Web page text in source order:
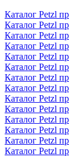
Каталог Petzl
Каталог Petzl
Каталог Petzl
Каталог Petzl
Каталог Petzl
Каталог Petzl
Каталог Petzl
Каталог Petzl
Каталог Petzl
Каталог Petzl
Каталог Petzl
Каталог Petzl
Каталог Petzl
Каталог Petzl